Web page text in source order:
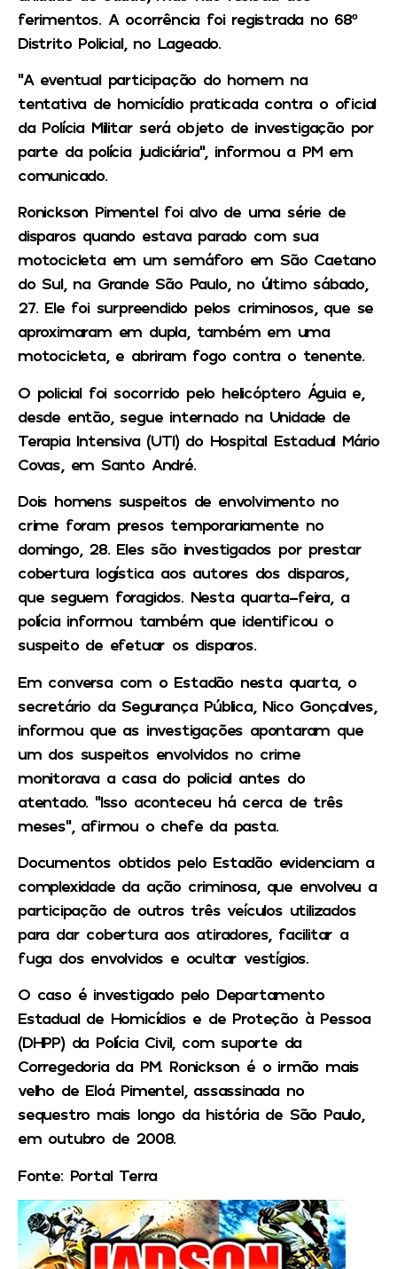
ferimentos. A ocorrência foi registrada no 68º
Distrito Policial, no Lageado.
“A eventual participação do homem na
tentativa de homicídio praticada contra o oficial
da Polícia Militar será objeto de investigação por
parte da polícia judiciária”, informou a PM em
comunicado.
Ronickson Pimentel foi alvo de uma série de
disparos quando estava parado com sua
motocicleta em um semáforo em São Caetano
do Sul, na Grande São Paulo, no último sábado,
27. Ele foi surpreendido pelos criminosos, que se
aproximaram em dupla, também em uma
motocicleta, e abriram fogo contra o tenente.
O policial foi socorrido pelo helicóptero Águia e,
desde então, segue internado na Unidade de
Terapia Intensiva (UTI) do Hospital Estadual Mário
Covas, em Santo André.
Dois homens suspeitos de envolvimento no
crime foram presos temporariamente no
domingo, 28. Eles são investigados por prestar
cobertura logística aos autores dos disparos,
que seguem foragidos. Nesta quarta-feira, a
polícia informou também que identificou o
suspeito de efetuar os disparos.
Em conversa com o Estadão nesta quarta, o
secretário da Segurança Pública, Nico Gonçalves,
informou que as investigações apontaram que
um dos suspeitos envolvidos no crime
monitorava a casa do policial antes do
atentado. “Isso aconteceu há cerca de três
meses”, afirmou o chefe da pasta.
Documentos obtidos pelo Estadão evidenciam a
complexidade da ação criminosa, que envolveu a
participação de outros três veículos utilizados
para dar cobertura aos atiradores, facilitar a
fuga dos envolvidos e ocultar vestígios.
O caso é investigado pelo Departamento
Estadual de Homicídios e de Proteção à Pessoa
(DHPP) da Polícia Civil, com suporte da
Corregedoria da PM. Ronickson é o irmão mais
velho de Eloá Pimentel, assassinada no
sequestro mais longo da história de São Paulo,
em outubro de 2008.
Fonte: Portal Terra